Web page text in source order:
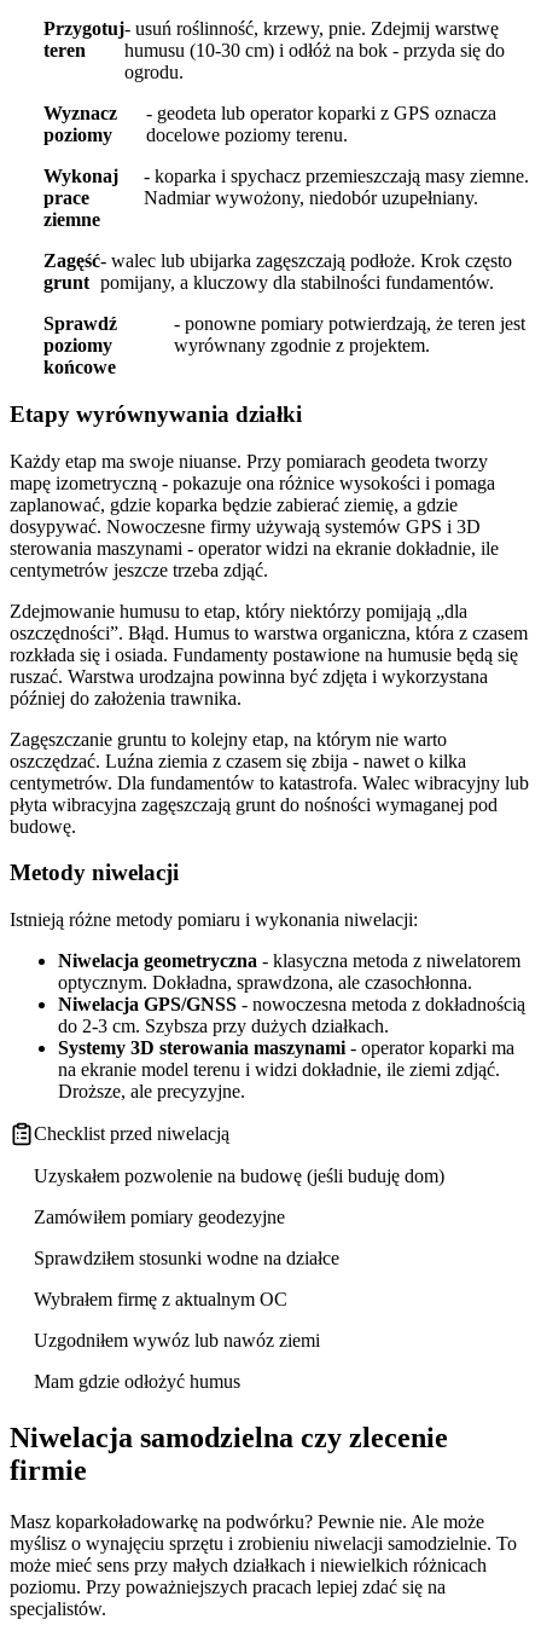
Przygotuj
teren
- usuń roślinność, krzewy, pnie. Zdejmij warstwę
humusu (10-30 cm) i odłóż na bok - przyda się do
ogrodu.
Wyznacz
poziomy
- geodeta lub operator koparki z GPS oznacza
docelowe poziomy terenu.
Wykonaj
prace
ziemne
- koparka i spychacz przemieszczają masy ziemne.
Nadmiar wywożony, niedobór uzupełniany.
Zagęść
grunt
- walec lub ubijarka zagęszczają podłoże. Krok często
pomijany, a kluczowy dla stabilności fundamentów.
Sprawdź
poziomy
końcowe
- ponowne pomiary potwierdzają, że teren jest
wyrównany zgodnie z projektem.
Etapy wyrównywania działki
Każdy etap ma swoje niuanse. Przy pomiarach geodeta tworzy
mapę izometryczną - pokazuje ona różnice wysokości i pomaga
zaplanować, gdzie koparka będzie zabierać ziemię, a gdzie
dosypywać. Nowoczesne firmy używają systemów GPS i 3D
sterowania maszynami - operator widzi na ekranie dokładnie, ile
centymetrów jeszcze trzeba zdjąć.
Zdejmowanie humusu to etap, który niektórzy pomijają „dla
oszczędności”. Błąd. Humus to warstwa organiczna, która z czasem
rozkłada się i osiada. Fundamenty postawione na humusie będą się
ruszać. Warstwa urodzajna powinna być zdjęta i wykorzystana
później do założenia trawnika.
Zagęszczanie gruntu to kolejny etap, na którym nie warto
oszczędzać. Luźna ziemia z czasem się zbija - nawet o kilka
centymetrów. Dla fundamentów to katastrofa. Walec wibracyjny lub
płyta wibracyjna zagęszczają grunt do nośności wymaganej pod
budowę.
Metody niwelacji
Istnieją różne metody pomiaru i wykonania niwelacji:
Niwelacja geometryczna - klasyczna metoda z niwelatorem
optycznym. Dokładna, sprawdzona, ale czasochłonna.
Niwelacja GPS/GNSS - nowoczesna metoda z dokładnością
do 2-3 cm. Szybsza przy dużych działkach.
Systemy 3D sterowania maszynami - operator koparki ma
na ekranie model terenu i widzi dokładnie, ile ziemi zdjąć.
Droższe, ale precyzyjne.
Checklist przed niwelacją
Uzyskałem pozwolenie na budowę (jeśli buduję dom)
Zamówiłem pomiary geodezyjne
Sprawdziłem stosunki wodne na działce
Wybrałem firmę z aktualnym OC
Uzgodniłem wywóz lub nawóz ziemi
Mam gdzie odłożyć humus
Niwelacja samodzielna czy zlecenie
firmie
Masz koparkoładowarkę na podwórku? Pewnie nie. Ale może
myślisz o wynajęciu sprzętu i zrobieniu niwelacji samodzielnie. To
może mieć sens przy małych działkach i niewielkich różnicach
poziomu. Przy poważniejszych pracach lepiej zdać się na
specjalistów.